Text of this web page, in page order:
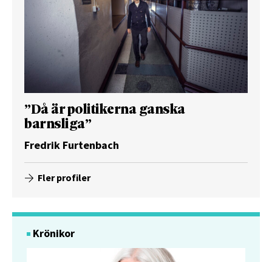
”Då är politikerna ganska
barnsliga”
Fredrik Furtenbach
Fler profiler
Krönikor